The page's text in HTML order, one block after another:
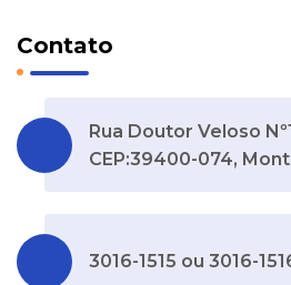
Contato
Rua Doutor Veloso
CEP:39400-074,
3016-1515 ou 3016-